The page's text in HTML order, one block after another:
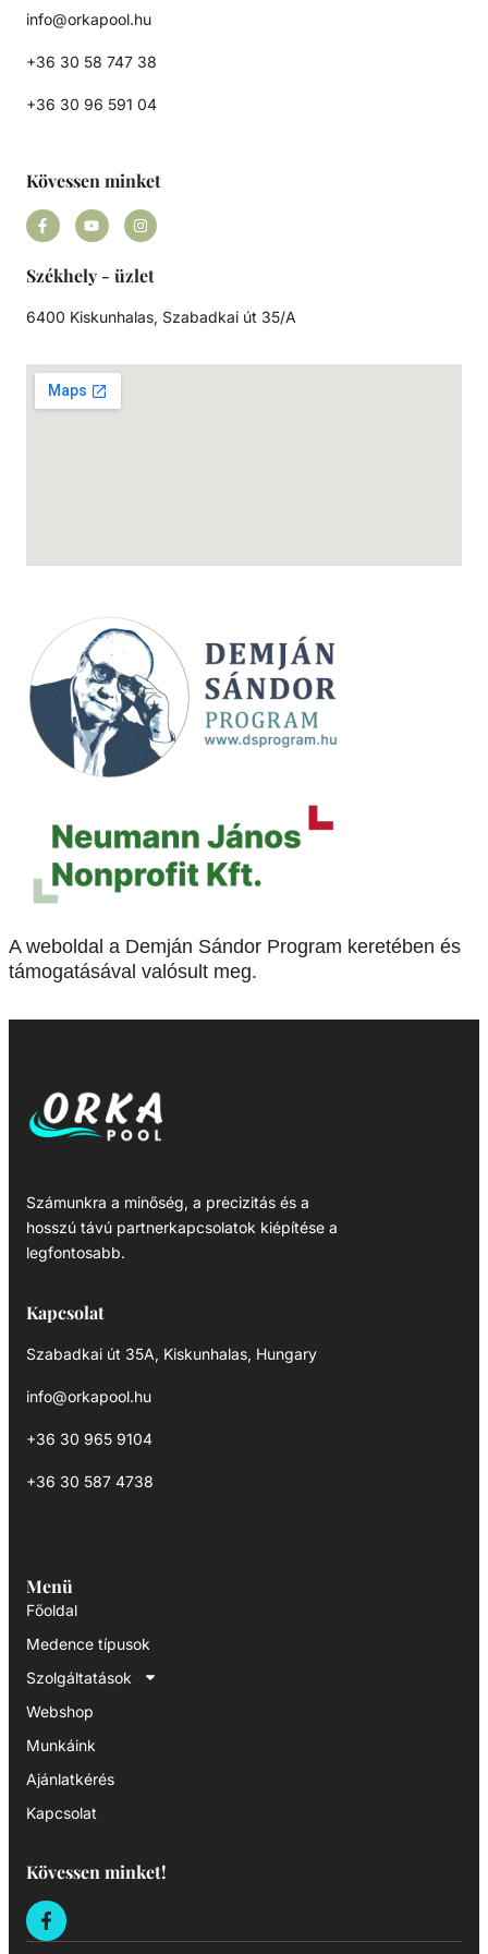
info@orkapool.hu
+36 30 58 747 38
+36 30 96 591 04
Kövessen minket
Székhely - üzlet
6400 Kiskunhalas, Szabadkai út 35/A
A weboldal a Demján Sándor Program keretében és
támogatásával valósult meg.
Számunkra a minőség, a precizitás és a
hosszú távú partnerkapcsolatok kiépítése a
legfontosabb.
Kapcsolat
Szabadkai út 35A, Kiskunhalas, Hungary
info@orkapool.hu
+36 30 965 9104
+36 30 587 4738
Menü
Főoldal
Medence típusok
Szolgáltatások
Webshop
Munkáink
Ajánlatkérés
Kapcsolat
Kövessen minket!